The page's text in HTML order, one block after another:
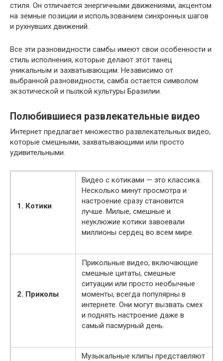
стиля. Он отличается энергичными движениями, акцентом
на земные позиции и использованием синхронных шагов
и рухнувших движений.
Все эти разновидности самбы имеют свои особенности и
стиль исполнения, которые делают этот танец
уникальным и захватывающим. Независимо от
выбранной разновидности, самба остается символом
экзотической и пылкой культуры Бразилии.
Полюбившиеся развлекательные видео
Интернет предлагает множество развлекательных видео,
которые смешными, захватывающими или просто
удивительными.
1. Котики
Видео с котиками — это классика.
Несколько минут просмотра и
настроение сразу становится
лучше. Милые, смешные и
неуклюжие котики завоевали
миллионы сердец во всем мире.
2. Приколы
Прикольные видео, включающие
смешные цитаты, смешные
ситуации или просто необычные
моменты, всегда популярны в
интернете. Они могут вызвать смех
и поднять настроение даже в
самый пасмурный день.
Музыкальные клипы представляют